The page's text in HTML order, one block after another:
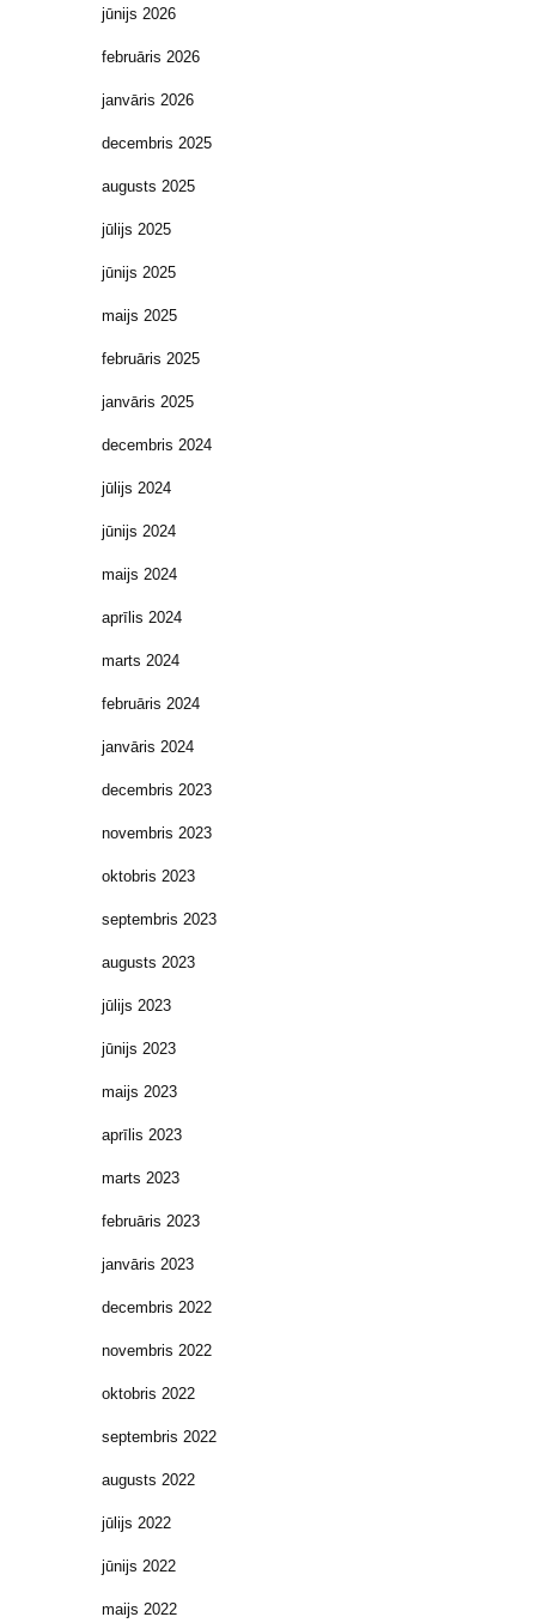
jūnijs 2026
februāris 2026
janvāris 2026
decembris 2025
augusts 2025
jūlijs 2025
jūnijs 2025
maijs 2025
februāris 2025
janvāris 2025
decembris 2024
jūlijs 2024
jūnijs 2024
maijs 2024
aprīlis 2024
marts 2024
februāris 2024
janvāris 2024
decembris 2023
novembris 2023
oktobris 2023
septembris 2023
augusts 2023
jūlijs 2023
jūnijs 2023
maijs 2023
aprīlis 2023
marts 2023
februāris 2023
janvāris 2023
decembris 2022
novembris 2022
oktobris 2022
septembris 2022
augusts 2022
jūlijs 2022
jūnijs 2022
maijs 2022